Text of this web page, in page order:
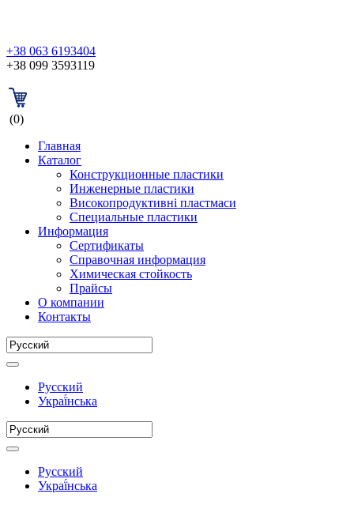
+38 063 6193404
+38 099 3593119
(0)
Главная
Каталог
Конструкционные пластики
Инженерные пластики
Високопродуктивні пластмаси
Специальные пластики
Информация
Сертификаты
Справочная информация
Химическая стойкость
Прайсы
О компании
Контакты
Русский
Украї́нська
Русский
Украї́нська